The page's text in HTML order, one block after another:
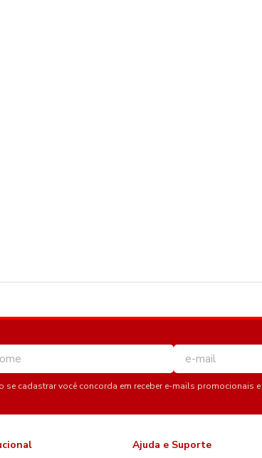
se cadastrar você concorda em receber e-mails promocionais
Ajuda e Suporte